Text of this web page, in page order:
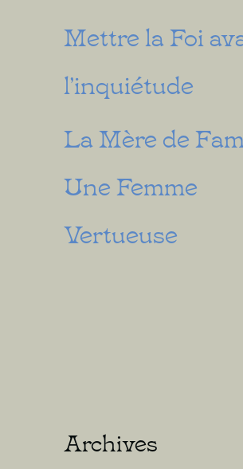
Mettre la Foi
l’inquiétude
La Mère de
Une Femme
Vertueuse
Archives